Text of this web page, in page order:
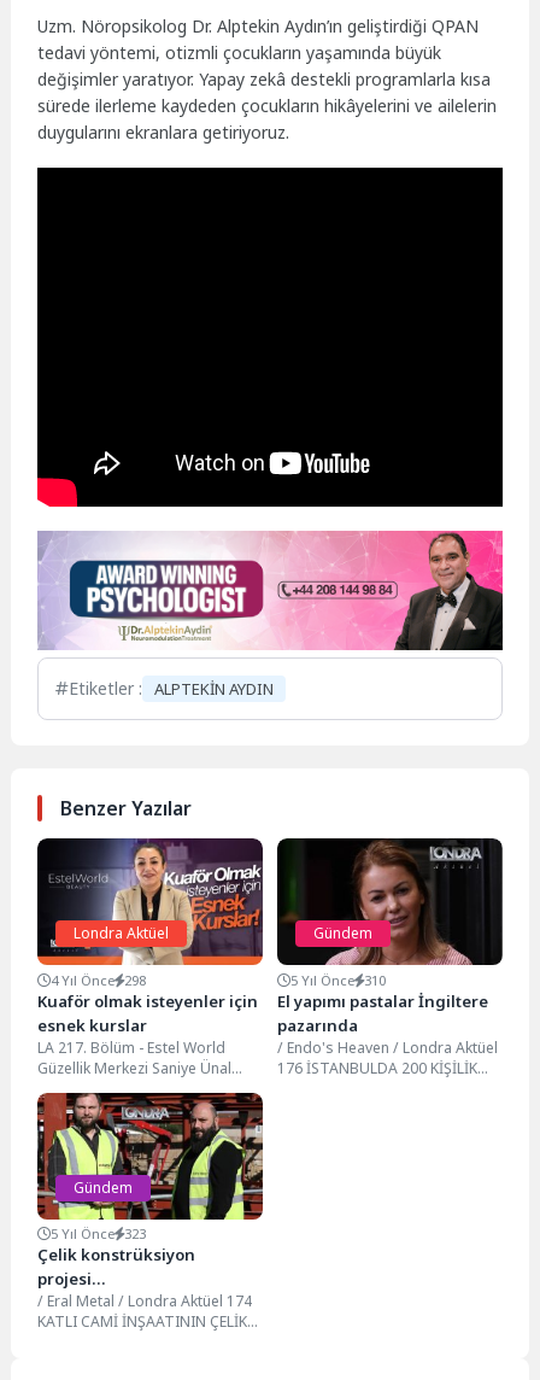
Uzm. Nöropsikolog Dr. Alptekin Aydın’ın geliştirdiği QPAN
tedavi yöntemi, otizmli çocukların yaşamında büyük
değişimler yaratıyor. Yapay zekâ destekli programlarla kısa
sürede ilerleme kaydeden çocukların hikâyelerini ve ailelerin
duygularını ekranlara getiriyoruz.
Etiketler : ALPTEKİN AYDIN
Benzer Yazılar
Londra Aktüel
4 Yıl Önce 298
Kuaför olmak isteyenler için
esnek kurslar
LA 217. Bölüm - Estel World
Güzellik Merkezi Saniye Ünal
yönetiminde, Estel World
Güzellik Ve...
Gündem
5 Yıl Önce 310
El yapımı pastalar İngiltere
pazarında
/ Endo's Heaven / Londra Aktüel
176 İSTANBULDA 200 KİŞİLİK
Gündem
5 Yıl Önce 323
Çelik konstrüksiyon
projesi…
/ Eral Metal / Londra Aktüel 174
KATLI CAMİ İNŞAATININ ÇELİK